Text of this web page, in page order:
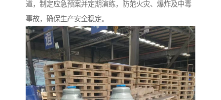
道，制定应急预案并定期演练，防范火灾、爆炸及中毒
事故，确保生产安全稳定。